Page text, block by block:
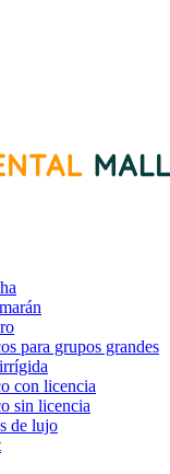
para grupos grandes
con licencia
sin licencia
de lujo